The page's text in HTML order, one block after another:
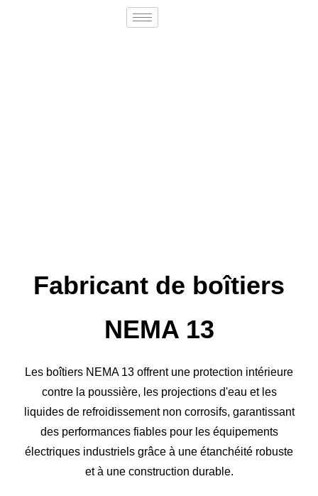
Fabricant de boîtiers
NEMA 13
Les boîtiers NEMA 13 offrent une protection intérieure
contre la poussière, les projections d'eau et les
liquides de refroidissement non corrosifs, garantissant
des performances fiables pour les équipements
électriques industriels grâce à une étanchéité robuste
et à une construction durable.